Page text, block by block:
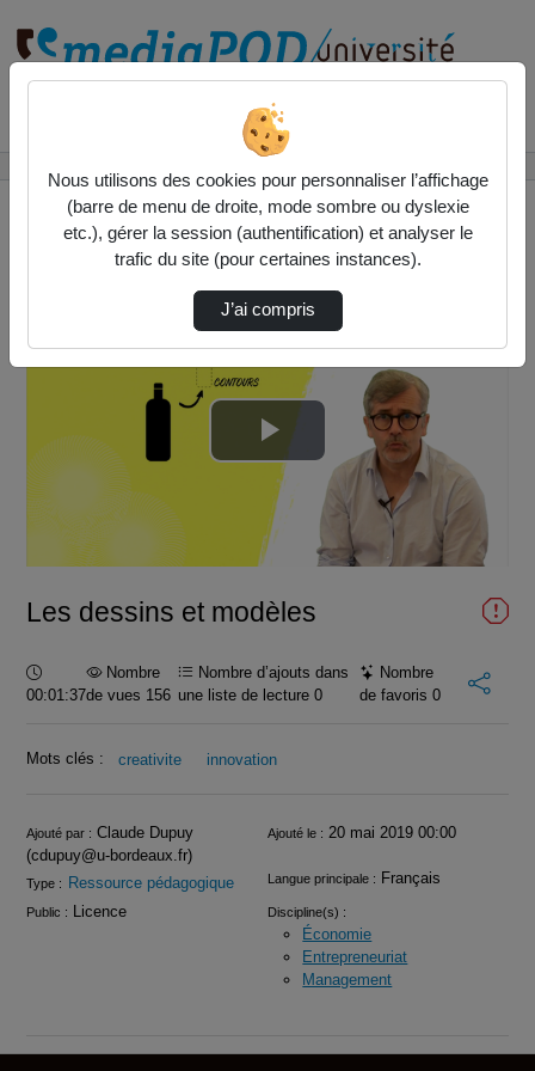
Lire
la
vidéo
Les dessins et modèles
Durée :
00:01:37
Nombre
de vues 156
Nombre d’ajouts dans
une liste de lecture0
Nombre
de favoris 0
Mots clés : creativite innovation
Infos
Ajouté par : Claude Dupuy
(cdupuy@u-bordeaux.fr)
Ajouté le : 20 mai 2019 00:00
Type : Ressource pédagogique Langue principale : Français
Public : Licence Discipline(s) :
Économie
Entrepreneuriat
Management
Nous utilisons des cookies pour personnaliser l’affichage
(barre de menu de droite, mode sombre ou dyslexie
etc.), gérer la session (authentification) et analyser le
trafic du site (pour certaines instances).
J’ai compris